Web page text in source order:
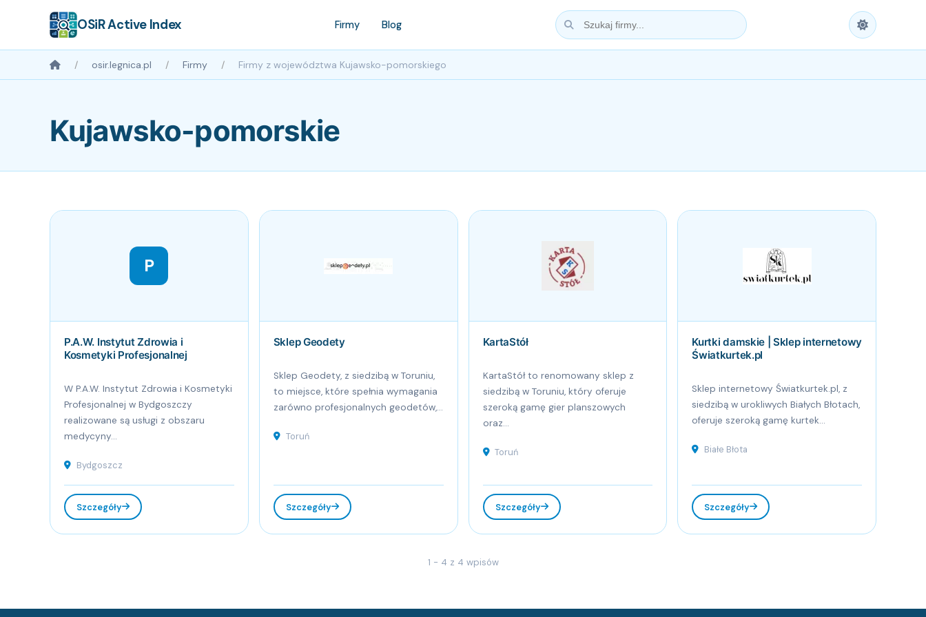
OSiR Active Index Firmy Blog
osir.legnica.pl Firmy Firmy z województwa Kujawsko-pomorskiego
Kujawsko-pomorskie
P
P.A.W. Instytut Zdrowia i
Kosmetyki Profesjonalnej
W P.A.W. Instytut Zdrowia i Kosmetyki
Profesjonalnej w Bydgoszczy
realizowane są usługi z obszaru
medycyny...
Bydgoszcz
Szczegóły
Sklep Geodety
Sklep Geodety, z siedzibą w Toruniu,
to miejsce, które spełnia wymagania
zarówno profesjonalnych geodetów,...
Toruń
Szczegóły
KartaStół
KartaStół to renomowany sklep z
siedzibą w Toruniu, który oferuje
szeroką gamę gier planszowych
oraz...
Toruń
Szczegóły
Kurtki damskie | Sklep internetowy
Światkurtek.pl
Sklep internetowy Światkurtek.pl, z
siedzibą w urokliwych Białych Błotach,
oferuje szeroką gamę kurtek...
Białe Błota
Szczegóły
1 - 4 z 4 wpisów